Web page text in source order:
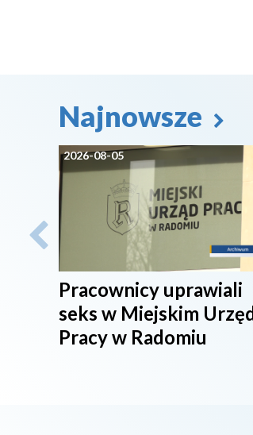
Najnowsze
2026-08-05
Pracownicy uprawiali
seks w Miejskim
Pracy w Radomiu